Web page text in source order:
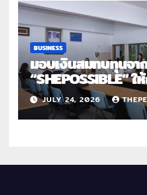
BUSINESS
มอบเงินสมทบทุนจ
“SHEPOSSIBLE”
เสริมสถานภาพสตรี
สากล 2569
JULY 24, 2026